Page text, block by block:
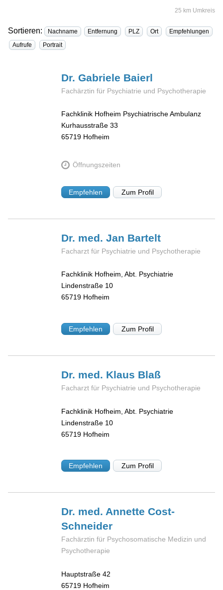
25 km Umkreis
Sortieren: Nachname Entfernung PLZ Ort
Empfehlungen
Aufrufe
Portrait
Dr. Gabriele Baierl
Fachärztin für Psychiatrie und Psychotherapie
Fachklinik Hofheim Psychiatrische Ambulanz
Kurhausstraße 33
65719 Hofheim
Öffnungszeiten
Empfehlen Zum Profil
Dr. med. Jan Bartelt
Facharzt für Psychiatrie und Psychotherapie
Fachklinik Hofheim, Abt. Psychiatrie
Lindenstraße 10
65719 Hofheim
Empfehlen Zum Profil
Dr. med. Klaus Blaß
Facharzt für Psychiatrie und Psychotherapie
Fachklinik Hofheim, Abt. Psychiatrie
Lindenstraße 10
65719 Hofheim
Empfehlen Zum Profil
Dr. med. AnnetteCost-
Schneider
Fachärztin für Psychosomatische Medizin und
Psychotherapie
Hauptstraße 42
65719 Hofheim